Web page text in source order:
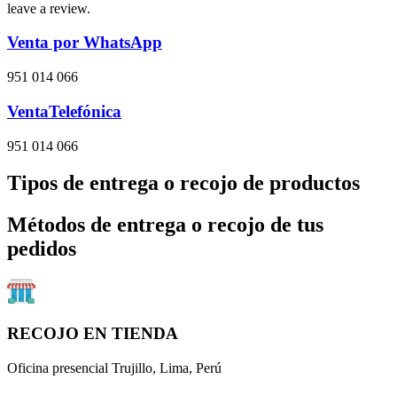
leave a review.
Venta por WhatsApp
951 014 066
VentaTelefónica
951 014 066
Tipos de entrega o recojo de productos
Métodos de entrega o recojo de tus
pedidos
RECOJO EN TIENDA
Oficina presencial Trujillo, Lima, Perú